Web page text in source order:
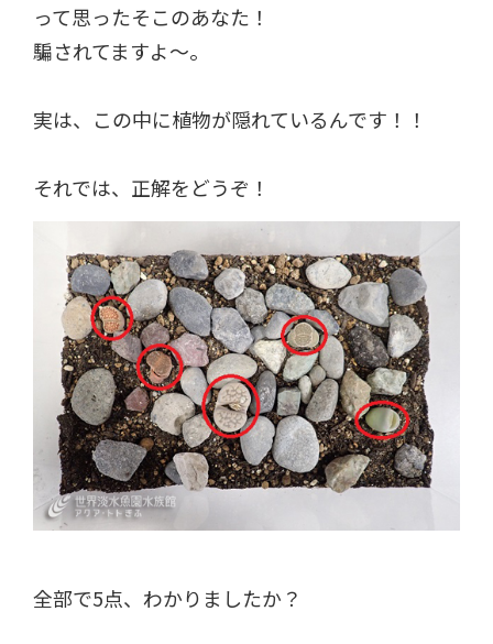
って思ったそこのあなた！
騙されてますよ～。
実は、この中に植物が隠れているんです！！
それでは、正解をどうぞ！
全部で5点、わかりましたか？